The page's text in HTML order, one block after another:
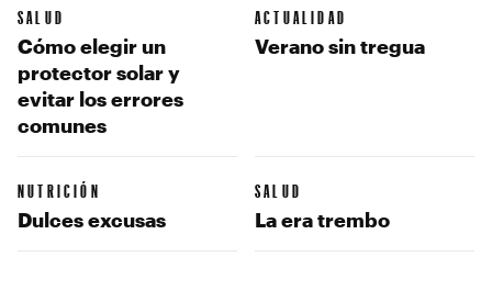
SALUD
Cómo elegir un
protector solar y
evitar los errores
comunes
ACTUALIDAD
Verano sin tregua
NUTRICIÓN
Dulces excusas
SALUD
La era trembo